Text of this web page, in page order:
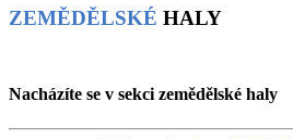
ZEMĚDĚLSKÉ HALY
Nacházíte se v sekci zemědělské haly